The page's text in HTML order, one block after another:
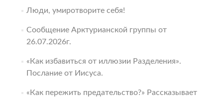
Люди, умиротворите себя!
Сообщение Арктурианской группы от
26.07.2026г.
«Как избавиться от иллюзии Разделения».
Послание от Иисуса.
«Как пережить предательство?» Рассказывает